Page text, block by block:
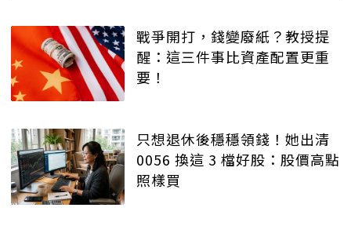
戰爭開打，錢變廢紙？教授提
醒：這三件事比資產配置更重
要！
只想退休後穩穩領錢！她出清
0056 換這 3 檔好股：股價高點
照樣買